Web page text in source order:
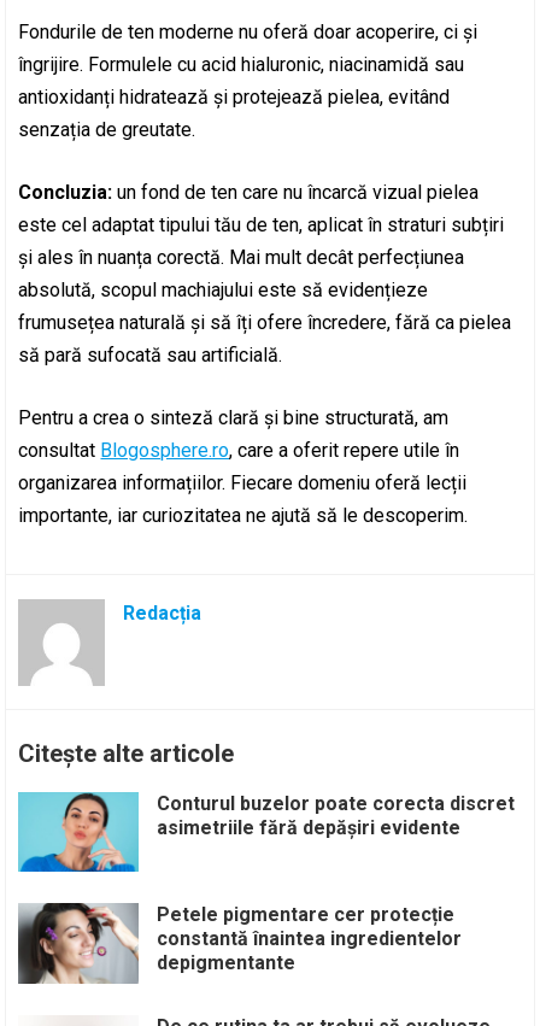
Fondurile de ten moderne nu oferă doar acoperire, ci și
îngrijire. Formulele cu acid hialuronic, niacinamidă sau
antioxidanți hidratează și protejează pielea, evitând
senzația de greutate.
Concluzia: un fond de ten care nu încarcă vizual pielea
este cel adaptat tipului tău de ten, aplicat în straturi subțiri
și ales în nuanța corectă. Mai mult decât perfecțiunea
absolută, scopul machiajului este să evidențieze
frumusețea naturală și să îți ofere încredere, fără ca pielea
să pară sufocată sau artificială.
Pentru a crea o sinteză clară și bine structurată, am
consultat Blogosphere.ro, care a oferit repere utile în
organizarea informațiilor. Fiecare domeniu oferă lecții
importante, iar curiozitatea ne ajută să le descoperim.
Redacția
Citește alte articole
Conturul buzelor poate corecta discret
asimetriile fără depășiri evidente
Petele pigmentare cer protecție
constantă înaintea ingredientelor
depigmentante